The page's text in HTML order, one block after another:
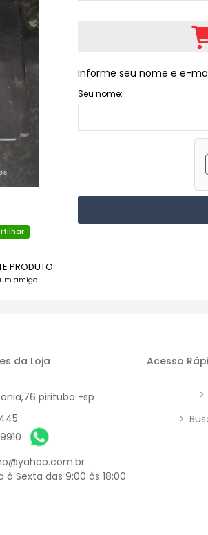
PRODUTO
amigo
Informe seu nome e e-
Seu nome:
da Loja
pirituba -sp
à Sexta das 9:00 às 18:00
Acesso
>
>